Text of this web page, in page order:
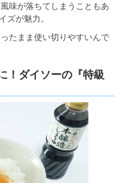
味が落ちてしまうこともあ
ズが魅力。
たまま使い切りやすいんで
！ダイソーの『特級